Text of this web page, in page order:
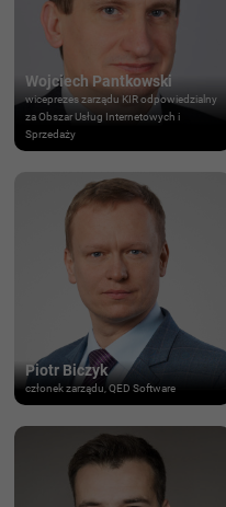
Wojciech Pantkowski
wiceprezes zarządu KIR odpowiedzialny
za Obszar Usług Internetowych i
Sprzedaży
Piotr Biczyk
członek zarządu, QED Software